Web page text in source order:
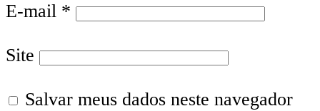
E-mail *
Site
Salvar meus dados neste navegador